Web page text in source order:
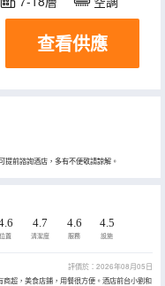
查看供應
提前諮詢酒店，多有不便敬請諒解。
位置
4.7
清潔度
4.6
服務
4.5
設施
評價於：2026年08月05日
超，美食店鋪，用餐很方便。酒店前台小劉和